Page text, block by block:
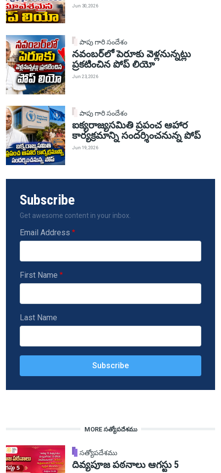
Jun 30, 2026
పాపు గారి సందేశం
నవంబర్‌లో పెరూకు వెళ్లనున్నట్లు
ప్రకటించిన పోప్ లియో
Jun 23, 2026
పాపు గారి సందేశం
ఐక్యరాజ్యసమితి ప్రపంచ ఆహార
కార్యక్రమాన్ని సందర్శించనున్న పోప్
Jun 19, 2026
Subscribe
Get awesome content in your inbox.
Email Address
First Name
Last Name
MORE సత్యోపదేశము
సత్యోపదేశము
దివ్యపూజ పఠనాలు ఆగస్టు 5